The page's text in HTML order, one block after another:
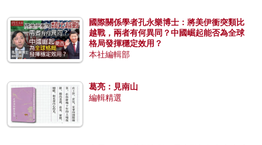
國際關係學者孔永樂博士：將美伊衝突類比
越戰，兩者有何異同？中國崛起能否為全球
格局發揮穩定效用？
本社編輯部
葛亮：見南山
編輯精選